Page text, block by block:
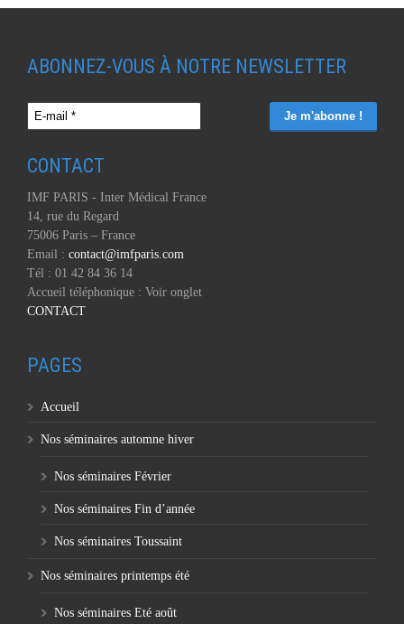
ABONNEZ-VOUS À NOTRE NEWSLETTER
CONTACT
IMF PARIS - Inter Médical France
14, rue du Regard
75006 Paris – France
Email : contact@imfparis.com
Tél : 01 42 84 36 14
Accueil téléphonique : Voir onglet
CONTACT
PAGES
Accueil
Nos séminaires automne hiver
Nos séminaires Février
Nos séminaires Fin d’année
Nos séminaires Toussaint
Nos séminaires printemps été
Nos séminaires Eté août